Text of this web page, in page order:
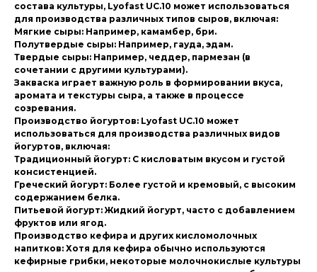
состава культуры, Lyofast UC.10 может использоваться
для производства различных типов сыров, включая:
Мягкие сыры: Например, камамбер, бри.
Полутвердые сыры: Например, гауда, эдам.
Твердые сыры: Например, чеддер, пармезан (в
сочетании с другими культурами).
Закваска играет важную роль в формировании вкуса,
аромата и текстуры сыра, а также в процессе
созревания.
Производство йогуртов: Lyofast UC.10 может
использоваться для производства различных видов
йогуртов, включая:
Традиционный йогурт: С кисловатым вкусом и густой
консистенцией.
Греческий йогурт: Более густой и кремовый, с высоким
содержанием белка.
Питьевой йогурт: Жидкий йогурт, часто с добавлением
фруктов или ягод.
Производство кефира и других кисломолочных
напитков: Хотя для кефира обычно используются
кефирные грибки, некоторые молочнокислые культуры